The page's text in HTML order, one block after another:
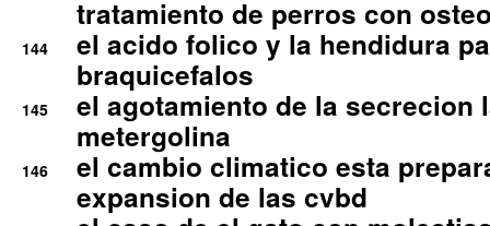
tratamiento de perros con
144
el acido folico y la hendidura
braquicefalos
145
el agotamiento de la secrecion
metergolina
146
el cambio climatico esta
expansion de las cvbd